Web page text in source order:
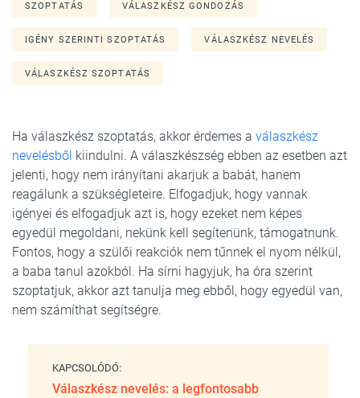
SZOPTATÁS VÁLASZKÉSZ GONDOZÁS
IGÉNY SZERINTI SZOPTATÁS VÁLASZKÉSZ NEVELÉS
VÁLASZKÉSZ SZOPTATÁS
Ha válaszkész szoptatás, akkor érdemes a válaszkész
nevelésből kiindulni. A válaszkészség ebben az esetben azt
jelenti, hogy nem irányítani akarjuk a babát, hanem
reagálunk a szükségleteire. Elfogadjuk, hogy vannak
igényei és elfogadjuk azt is, hogy ezeket nem képes
egyedül megoldani, nekünk kell segítenünk, támogatnunk.
Fontos, hogy a szülői reakciók nem tűnnek el nyom nélkül,
a baba tanul azokból. Ha sírni hagyjuk, ha óra szerint
szoptatjuk, akkor azt tanulja meg ebből, hogy egyedül van,
nem számíthat segítségre.
KAPCSOLÓDÓ:
Válaszkész nevelés: a legfontosabb